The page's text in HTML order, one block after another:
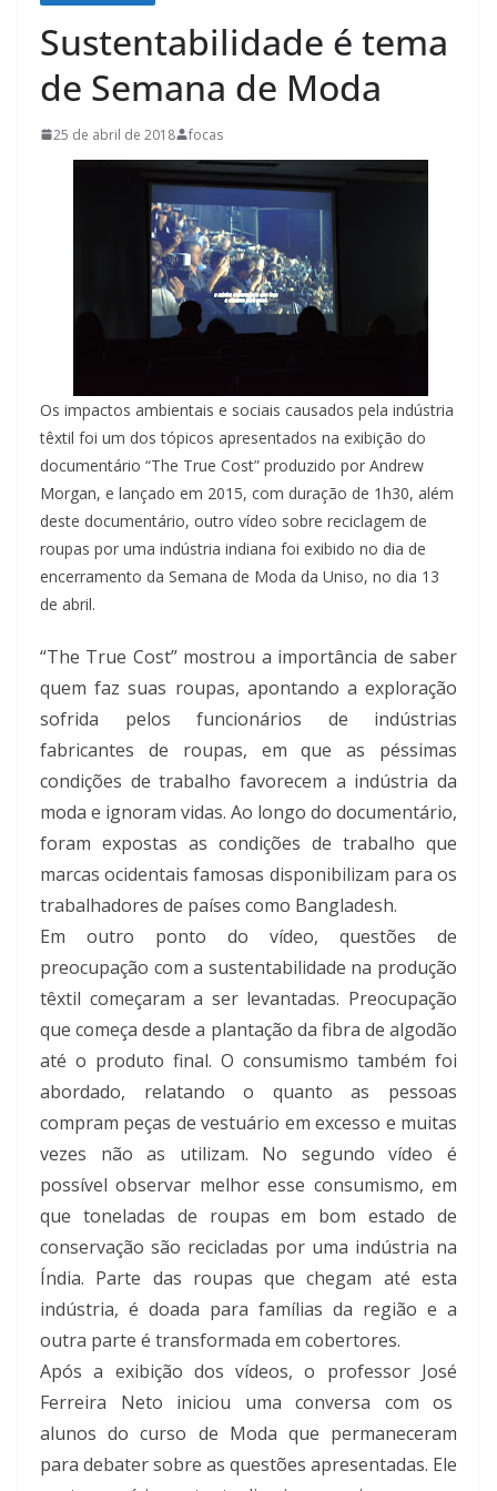
Sustentabilidade é tema
de Semana de Moda
25 de abril de 2018 focas
Os impactos ambientais e sociais causados pela indústria
têxtil foi um dos tópicos apresentados na exibição do
documentário “The True Cost” produzido por Andrew
Morgan, e lançado em 2015, com duração de 1h30, além
deste documentário, outro vídeo sobre reciclagem de
roupas por uma indústria indiana foi exibido no dia de
encerramento da Semana de Moda da Uniso, no dia 13
de abril.
“The True Cost” mostrou a importância de saber
quem faz suas roupas, apontando a exploração
sofrida pelos funcionários de indústrias
fabricantes de roupas, em que as péssimas
condições de trabalho favorecem a indústria da
moda e ignoram vidas. Ao longo do documentário,
foram expostas as condições de trabalho que
marcas ocidentais famosas disponibilizam para os
trabalhadores de países como Bangladesh.
Em outro ponto do vídeo, questões de
preocupação com a sustentabilidade na produção
têxtil começaram a ser levantadas. Preocupação
que começa desde a plantação da fibra de algodão
até o produto final. O consumismo também foi
abordado, relatando o quanto as pessoas
compram peças de vestuário em excesso e muitas
vezes não as utilizam. No segundo vídeo é
possível observar melhor esse consumismo, em
que toneladas de roupas em bom estado de
conservação são recicladas por uma indústria na
Índia. Parte das roupas que chegam até esta
indústria, é doada para famílias da região e a
outra parte é transformada em cobertores.
Após a exibição dos vídeos, o professor José
Ferreira Neto iniciou uma conversa com os
alunos do curso de Moda que permaneceram
para debater sobre as questões apresentadas. Ele